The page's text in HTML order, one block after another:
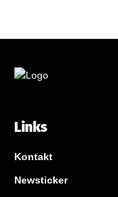
Links
Kontakt
Newsticker